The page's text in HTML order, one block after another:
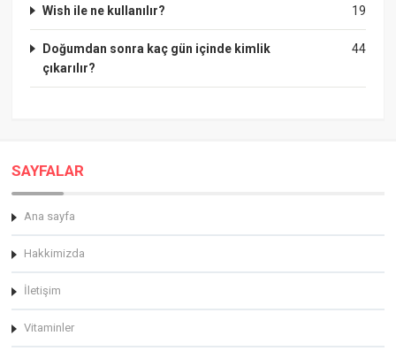
19
Wish ile ne kullanılır?
44
Doğumdan sonra kaç gün içinde kimlik
çıkarılır?
SAYFALAR
Ana sayfa
Hakkimizda
İletişim
Vitaminler